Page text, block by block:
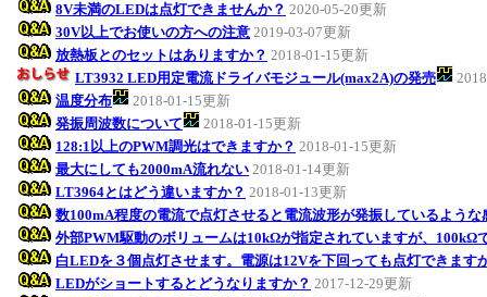
8V未満のLEDは点灯できませんか？ 2020-05-20更新
30V以上でお使いの方への注意 2019-03-07更新
放熱板とのセットはありますか？ 2018-01-15更新
LT3932 LED用定電流ドライバモジュール(max2A)の発売
温度分布
2018-01-15更新
発振周波数について
2018-01-15更新
128:1以上のPWM調光はできますか？ 2018-01-15更新
最大にしても2000mA流れない 2018-01-14更新
LT3964とはどう違いますか？ 2018-01-13更新
数100mA程度の電流で点灯させると電流波形が発振しているような
外部PWM駆動のボリュームは10kΩが指定されていますが、100kΩ
白LEDを３個点灯させます。電源は12Vを下回っても点灯できます
LEDがショートするとどうなりますか？ 2017-12-29更新